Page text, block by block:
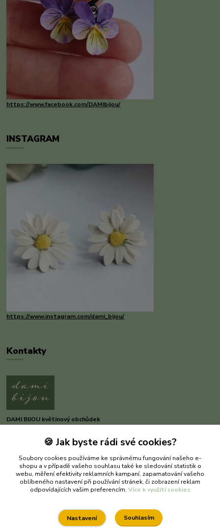
https://www.facebook.com/DAMIbijou/
INSTAGRAM
https://www.instagram.com/dami_bijou/
Kontakty
DAMI BIJOU květinový obchůdek
Dana Michnerová
(Po-Pá, 8-16 hod.)
dami-bijou@seznam.cz
🍪 Jak byste rádi své cookies?
Soubory cookies používáme ke správnému fungování našeho e-
shopu a v případě vašeho souhlasu také ke sledování statistik o
webu, měření efektivity reklamních kampaní, zapamatování vašeho
oblíbeného nastavení při používání stránek, či zobrazení reklam
odpovídajících vašim preferencím. Více k využití cookies
Nastavení Souhlasím